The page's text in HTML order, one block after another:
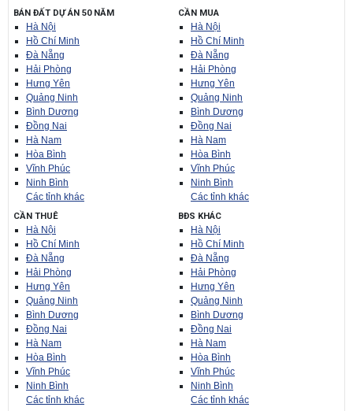
BÁN ĐẤT DỰ ÁN 50 NĂM
Hà Nội
Hồ Chí Minh
Đà Nẵng
Hải Phòng
Hưng Yên
Quảng Ninh
Bình Dương
Đồng Nai
Hà Nam
Hòa Bình
Vĩnh Phúc
Ninh Bình
Các tỉnh khác
CẦN MUA
Hà Nội
Hồ Chí Minh
Đà Nẵng
Hải Phòng
Hưng Yên
Quảng Ninh
Bình Dương
Đồng Nai
Hà Nam
Hòa Bình
Vĩnh Phúc
Ninh Bình
Các tỉnh khác
CẦN THUÊ
Hà Nội
Hồ Chí Minh
Đà Nẵng
Hải Phòng
Hưng Yên
Quảng Ninh
Bình Dương
Đồng Nai
Hà Nam
Hòa Bình
Vĩnh Phúc
Ninh Bình
Các tỉnh khác
BĐS KHÁC
Hà Nội
Hồ Chí Minh
Đà Nẵng
Hải Phòng
Hưng Yên
Quảng Ninh
Bình Dương
Đồng Nai
Hà Nam
Hòa Bình
Vĩnh Phúc
Ninh Bình
Các tỉnh khác